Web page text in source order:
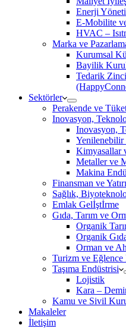
Enerji
E-Mobilite
HVAC –
Marka ve
Kurumsal
Bayilik
Tedarik
Sektörler
Perakende ve
Inovasyon,
Inovasyon,
Yenilenebilir
Kimyasallar
Metaller ve
Makina
Finansman ve
Sağlık,
Emlak Gelİştİrme
Gıda, Tarım ve
Organik
Organik
Orman ve
Turizm ve Eğlence
Taşıma Endüstrisi
Lojistik
Kara –
Kamu ve Sivil
Makaleler
İletişim